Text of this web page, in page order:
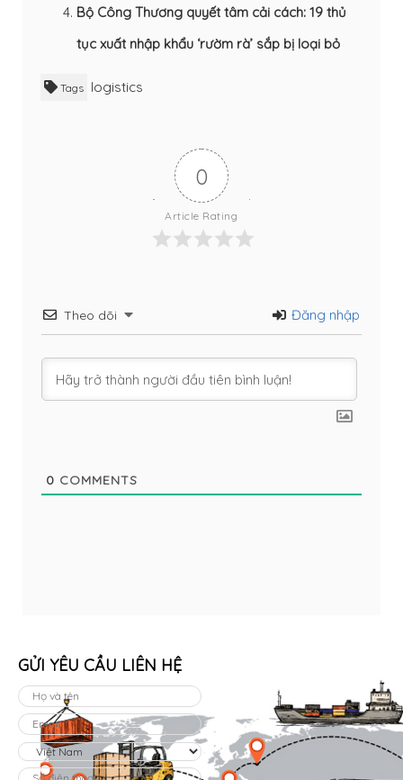
Bộ Công Thương quyết tâm cải cách: 19 thủ
tục xuất nhập khẩu ‘rườm rà’ sắp bị loại bỏ
Tags logistics
0
Article Rating
Theo dõi Đăng nhập
0 COMMENTS
GỬI YÊU CẦU LIÊN HỆ